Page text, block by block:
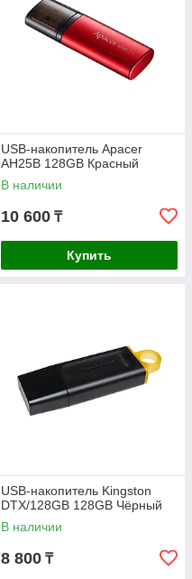
USB-накопитель Apacer
AH25B 128GB Красный
В наличии
10 600 ₸
Купить
USB-накопитель Kingston
DTX/128GB 128GB Чёрный
В наличии
8 800 ₸